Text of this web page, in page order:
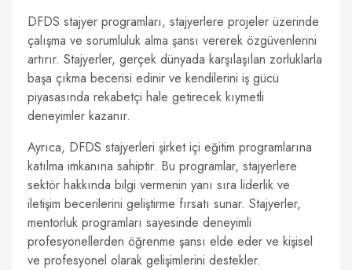
DFDS stajyer programları, stajyerlere projeler üzerinde
çalışma ve sorumluluk alma şansı vererek özgüvenlerini
artırır. Stajyerler, gerçek dünyada karşılaşılan zorluklarla
başa çıkma becerisi edinir ve kendilerini iş gücü
piyasasında rekabetçi hale getirecek kıymetli
deneyimler kazanır.
Ayrıca, DFDS stajyerleri şirket içi eğitim programlarına
katılma imkanına sahiptir. Bu programlar, stajyerlere
sektör hakkında bilgi vermenin yanı sıra liderlik ve
iletişim becerilerini geliştirme fırsatı sunar. Stajyerler,
mentorluk programları sayesinde deneyimli
profesyonellerden öğrenme şansı elde eder ve kişisel
ve profesyonel olarak gelişimlerini destekler.